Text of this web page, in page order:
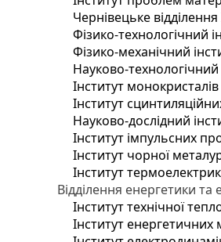
Чернівецьке
Фізико-технологічний
Фізико-механічний
Науково-
Інститут
Інститут
Науково-дослідний
Інститут імпульсних
Інститут чорної
Інститут
Відділення енергетики
Інститут технічної
Інститут